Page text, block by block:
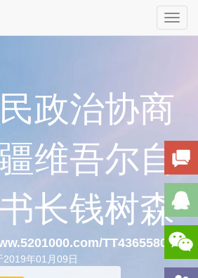
政治协商
维吾尔自
长钱树森
TT436558048
2019年01月09日